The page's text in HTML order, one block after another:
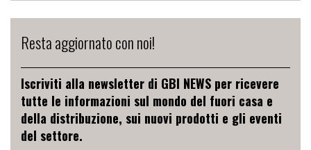
Resta aggiornato con noi!
Iscriviti alla newsletter di GBI NEWS per ricevere
tutte le informazioni sul mondo del fuori casa e
della distribuzione, sui nuovi prodotti e gli eventi
del settore.